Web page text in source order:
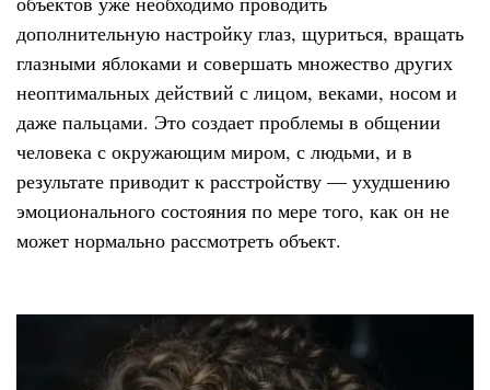
дополнительную настройку глаз, щуриться, вращать
глазными яблоками и совершать множество других
неоптимальных действий с лицом, веками, носом и
даже пальцами. Это создает проблемы в общении
человека с окружающим миром, с людьми, и в
результате приводит к расстройству — ухудшению
эмоционального состояния по мере того, как он не
может нормально рассмотреть объект.